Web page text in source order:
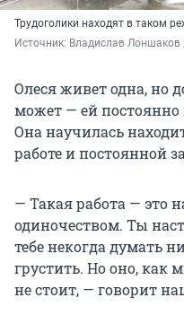
Трудоголики находят в таком
Источник: Владислав Лоншаков
Олеся живет одна, но
может — ей
Она научилась
работе и постоянной
— Такая работа — это
одиночеством. Ты
тебе некогда думать
грустить. Но оно, как
не стоит, — говорит